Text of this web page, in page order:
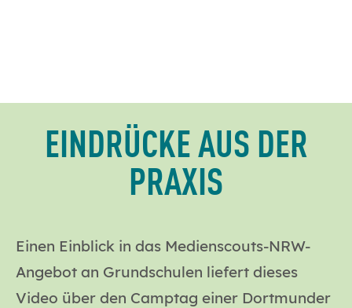
EINDRÜCKE AUS DER
PRAXIS
Einen Einblick in das Medienscouts-NRW-
Angebot an Grundschulen liefert dieses
Video über den Camptag einer Dortmunder